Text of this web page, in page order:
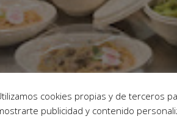
cookies propias y de terceros
publicidad y contenido